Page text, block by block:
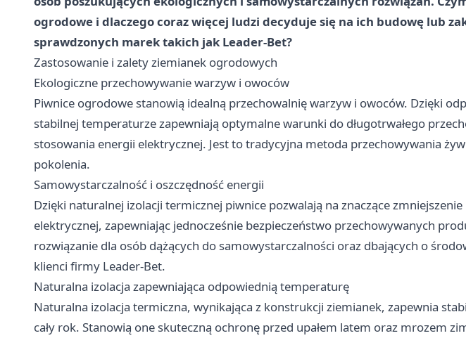
ogrodowe i dlaczego coraz więcej ludzi decyduje się na ich budowę lub
sprawdzonych marek takich jak Leader-Bet?
Zastosowanie i zalety ziemianek ogrodowych
Ekologiczne przechowywanie warzyw i owoców
Piwnice ogrodowe stanowią idealną przechowalnię warzyw i owoców. Dzięki
stabilnej temperaturze zapewniają optymalne warunki do długotrwałego
stosowania energii elektrycznej. Jest to tradycyjna metoda przechowywania
pokolenia.
Samowystarczalność i oszczędność energii
Dzięki naturalnej izolacji termicznej piwnice pozwalają na znaczące
elektrycznej, zapewniając jednocześnie bezpieczeństwo przechowywanych
rozwiązanie dla osób dążących do samowystarczalności oraz dbających o
klienci firmy Leader-Bet.
Naturalna izolacja zapewniająca odpowiednią temperaturę
Naturalna izolacja termiczna, wynikająca z konstrukcji ziemianek, zapewnia
cały rok. Stanowią one skuteczną ochronę przed upałem latem oraz mrozem